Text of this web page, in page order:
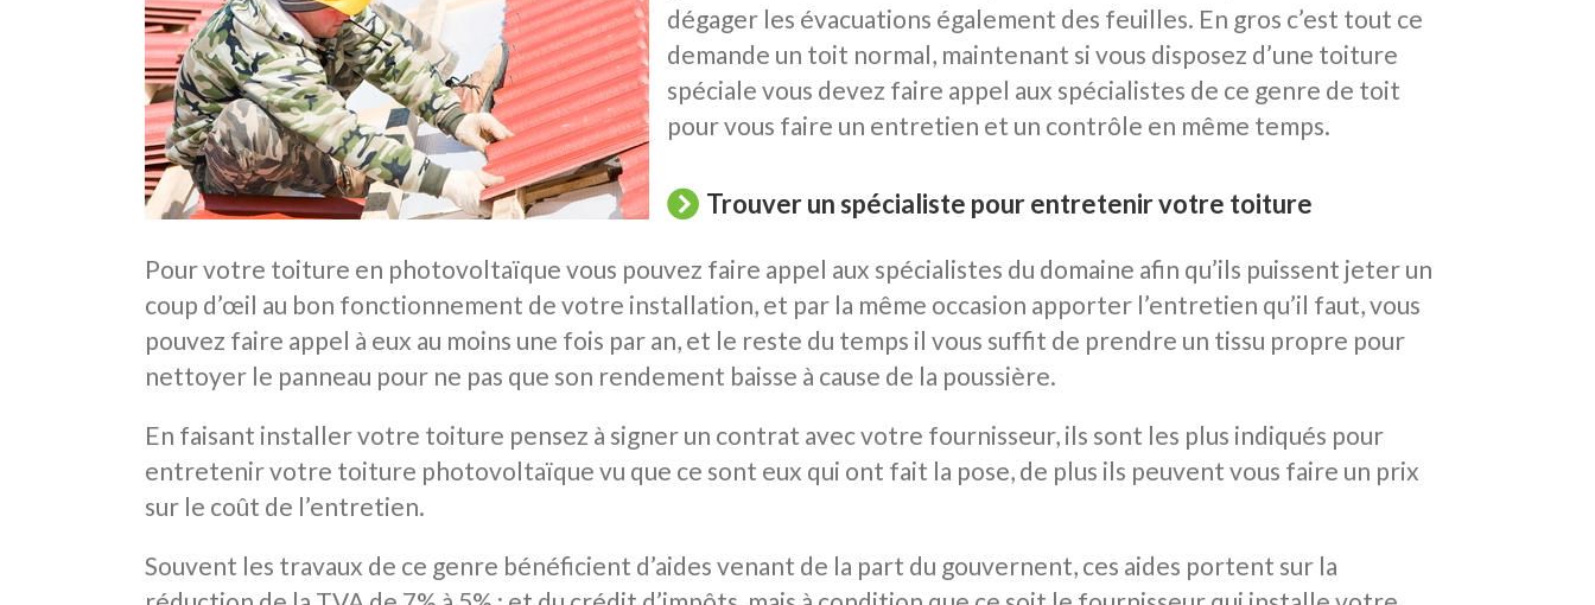
dégager les évacuations également des feuilles. En gros c’est tout ce
demande un toit normal, maintenant si vous disposez d’une toiture
spéciale vous devez faire appel aux spécialistes de ce genre de toit
pour vous faire un entretien et un contrôle en même temps.
Trouver un spécialiste pour entretenir votre toiture
Pour votre toiture en photovoltaïque vous pouvez faire appel aux spécialistes du domaine afin qu’ils puissent jeter un
coup d’œil au bon fonctionnement de votre installation, et par la même occasion apporter l’entretien qu’il faut, vous
pouvez faire appel à eux au moins une fois par an, et le reste du temps il vous suffit de prendre un tissu propre pour
nettoyer le panneau pour ne pas que son rendement baisse à cause de la poussière.
En faisant installer votre toiture pensez à signer un contrat avec votre fournisseur, ils sont les plus indiqués pour
entretenir votre toiture photovoltaïque vu que ce sont eux qui ont fait la pose, de plus ils peuvent vous faire un prix
sur le coût de l’entretien.
Souvent les travaux de ce genre bénéficient d’aides venant de la part du gouvernent, ces aides portent sur la